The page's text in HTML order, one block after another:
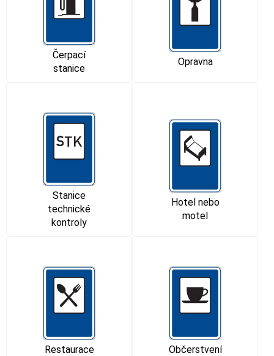
Čerpací
stanice
Opravna
Stanice
technické
kontroly
Hotel nebo
motel
Restaurace Občerstvení